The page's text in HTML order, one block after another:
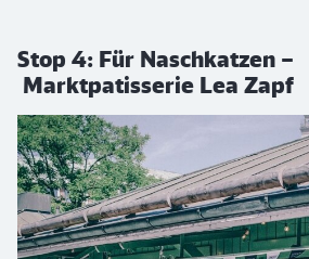
Stop 4: Für Naschkatzen –
Marktpatisserie Lea Zapf